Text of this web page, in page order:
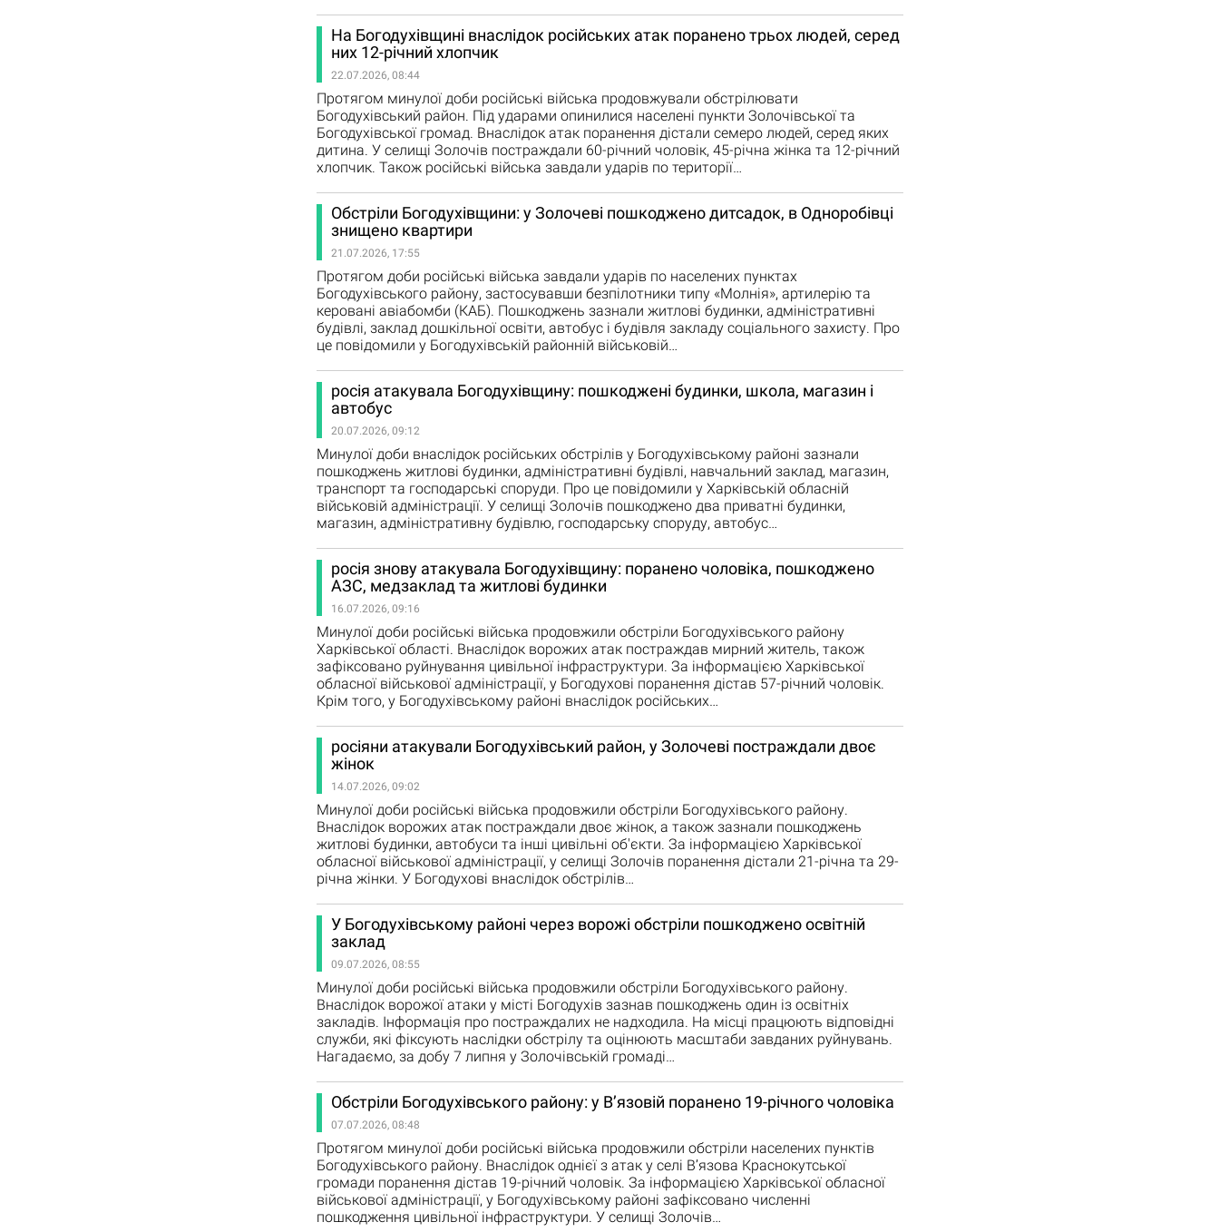
На Богодухівщині внаслідок російських атак поранено трьох людей, серед
них 12-річний хлопчик
22.07.2026, 08:44
Протягом минулої доби російські війська продовжували обстрілювати
Богодухівський район. Під ударами опинилися населені пункти Золочівської та
Богодухівської громад. Внаслідок атак поранення дістали семеро людей, серед яких
дитина. У селищі Золочів постраждали 60-річний чоловік, 45-річна жінка та 12-річний
хлопчик. Також російські війська завдали ударів по території…
Обстріли Богодухівщини: у Золочеві пошкоджено дитсадок, в Одноробівці
знищено квартири
21.07.2026, 17:55
Протягом доби російські війська завдали ударів по населених пунктах
Богодухівського району, застосувавши безпілотники типу «Молнія», артилерію та
керовані авіабомби (КАБ). Пошкоджень зазнали житлові будинки, адміністративні
будівлі, заклад дошкільної освіти, автобус і будівля закладу соціального захисту. Про
це повідомили у Богодухівській районній військовій…
росія атакувала Богодухівщину: пошкоджені будинки, школа, магазин і
автобус
20.07.2026, 09:12
Минулої доби внаслідок російських обстрілів у Богодухівському районі зазнали
пошкоджень житлові будинки, адміністративні будівлі, навчальний заклад, магазин,
транспорт та господарські споруди. Про це повідомили у Харківській обласній
військовій адміністрації. У селищі Золочів пошкоджено два приватні будинки,
магазин, адміністративну будівлю, господарську споруду, автобус…
росія знову атакувала Богодухівщину: поранено чоловіка, пошкоджено
АЗС, медзаклад та житлові будинки
16.07.2026, 09:16
Минулої доби російські війська продовжили обстріли Богодухівського району
Харківської області. Внаслідок ворожих атак постраждав мирний житель, також
зафіксовано руйнування цивільної інфраструктури. За інформацією Харківської
обласної військової адміністрації, у Богодухові поранення дістав 57-річний чоловік.
Крім того, у Богодухівському районі внаслідок російських…
росіяни атакували Богодухівський район, у Золочеві постраждали двоє
жінок
14.07.2026, 09:02
Минулої доби російські війська продовжили обстріли Богодухівського району.
Внаслідок ворожих атак постраждали двоє жінок, а також зазнали пошкоджень
житлові будинки, автобуси та інші цивільні об'єкти. За інформацією Харківської
обласної військової адміністрації, у селищі Золочів поранення дістали 21-річна та 29-
річна жінки. У Богодухові внаслідок обстрілів…
У Богодухівському районі через ворожі обстріли пошкоджено освітній
заклад
09.07.2026, 08:55
Минулої доби російські війська продовжили обстріли Богодухівського району.
Внаслідок ворожої атаки у місті Богодухів зазнав пошкоджень один із освітніх
закладів. Інформація про постраждалих не надходила. На місці працюють відповідні
служби, які фіксують наслідки обстрілу та оцінюють масштаби завданих руйнувань.
Нагадаємо, за добу 7 липня у Золочівській громаді…
Обстріли Богодухівського району: у В’язовій поранено 19-річного чоловіка
07.07.2026, 08:48
Протягом минулої доби російські війська продовжили обстріли населених пунктів
Богодухівського району. Внаслідок однієї з атак у селі В’язова Краснокутської
громади поранення дістав 19-річний чоловік. За інформацією Харківської обласної
військової адміністрації, у Богодухівському районі зафіксовано численні
пошкодження цивільної інфраструктури. У селищі Золочів…